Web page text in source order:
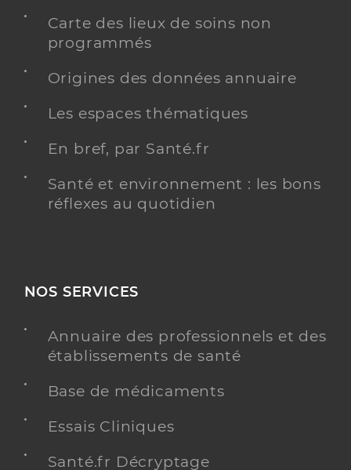
Carte des lieux de soins non
programmés
Origines des données annuaire
Les espaces thématiques
En bref, par Santé.fr
Santé et environnement : les bons
réflexes au quotidien
NOS SERVICES
Annuaire des professionnels et des
établissements de santé
Base de médicaments
Essais Cliniques
Santé.fr Décryptage